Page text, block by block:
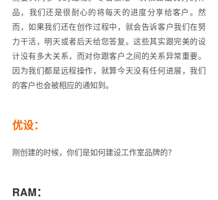
品，我们还是很耐心的将每天的进度分享给客户。然
而，如果我们还在创作过程中，就会告诉客户我们在努
力干活，明天或者后天给您答复。这些其实跟完美的设
计没有多大关系，而对你跟客户之间的关系异常重要。
因为我们都是远程操作，就算今天没有任何进展，我们
的客户也会被相应的通知到。
优设：
刚创建的时候，你们是如何建设工作室品牌的？
RAM：